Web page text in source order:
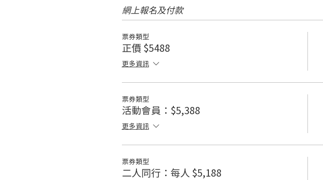
網上報名及付款
票券類型
正價 $5488
更多資訊
票券類型
活動會員：$5,388
更多資訊
票券類型
二人同行：每人 $5,188